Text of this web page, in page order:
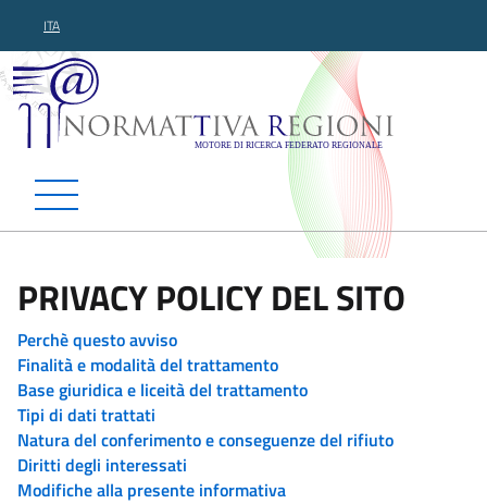
ITA
Normattiva Regioni -
PRIVACY POLICY DEL SITO
Perchè questo avviso
Finalità e modalità del trattamento
Base giuridica e liceità del trattamento
Tipi di dati trattati
Natura del conferimento e conseguenze del rifiuto
Diritti degli interessati
Modifiche alla presente informativa